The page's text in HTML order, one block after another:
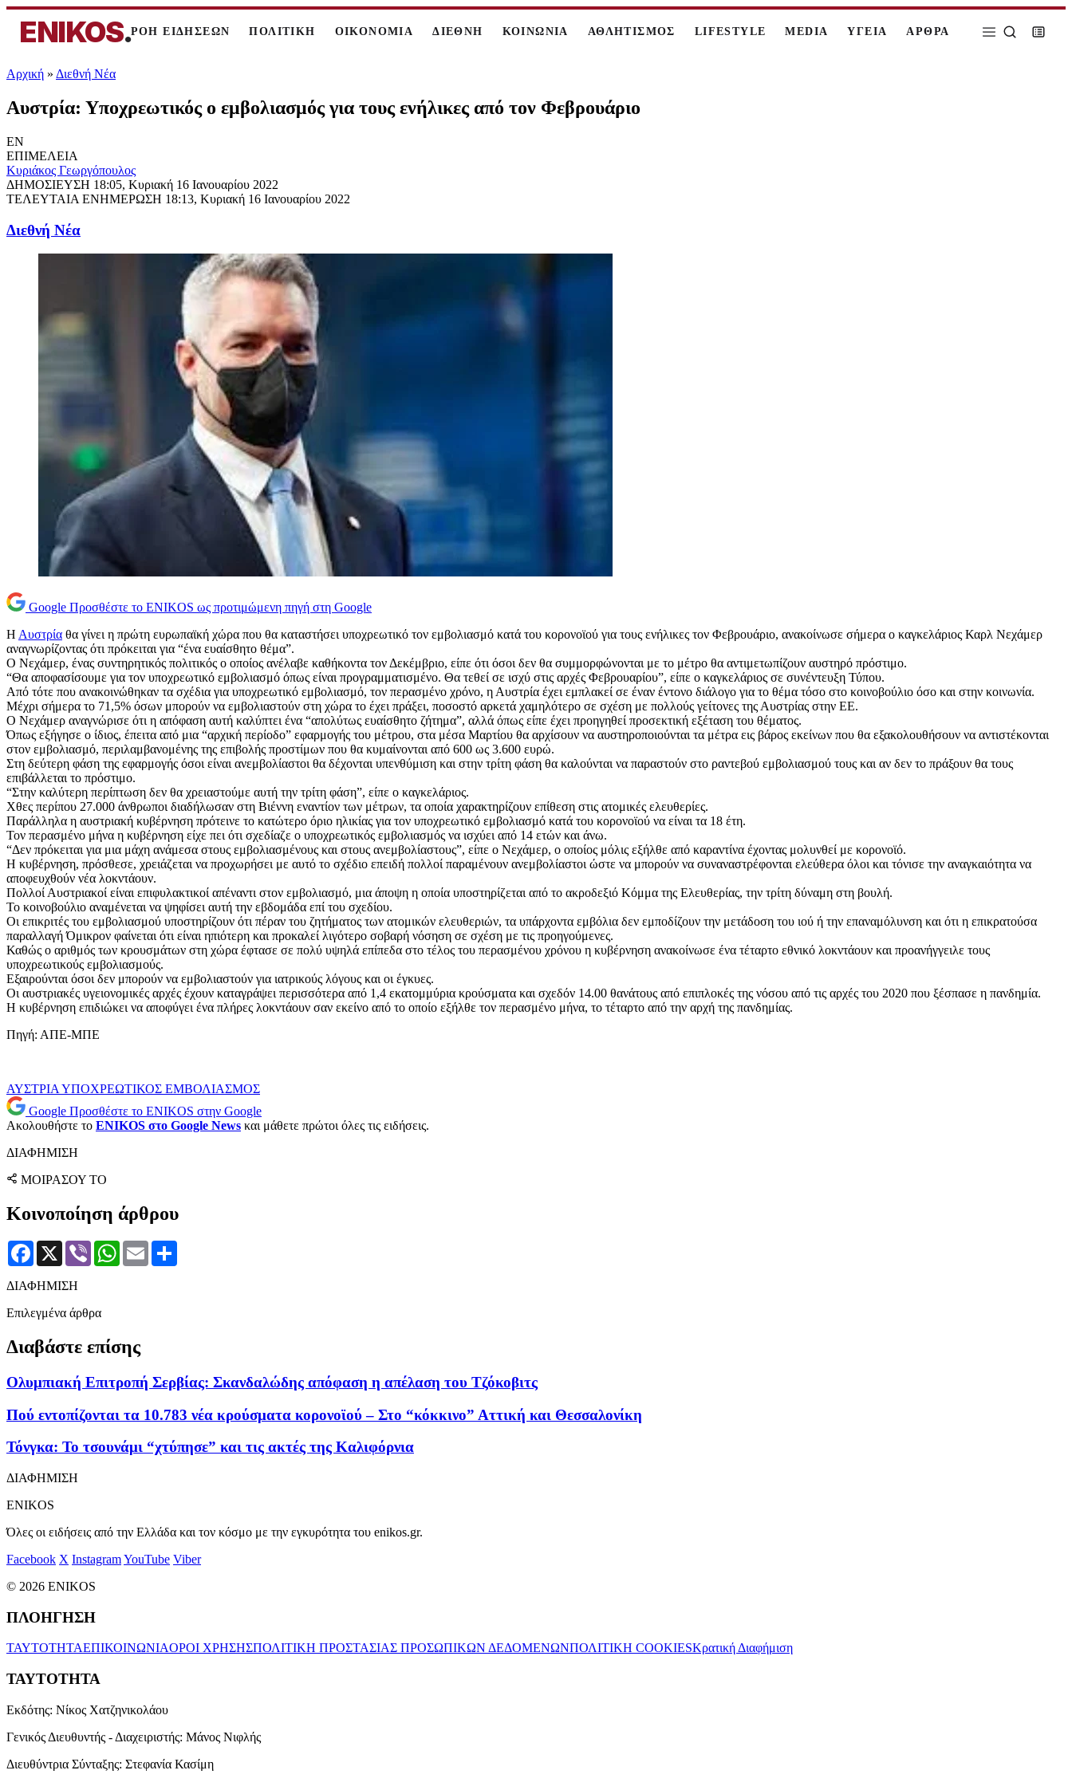
ENIKOS.ΡΟΗ ΕΙΔΗΣΕΩΝ ΠΟΛΙΤΙΚΗ ΟΙΚΟΝΟΜΙΑ ΔΙΕΘΝΗ ΚΟΙΝΩΝΙΑ ΑΘΛΗΤΙΣΜΟΣ LIFESTYLE MEDIA ΥΓΕΙΑ ΑΡΘΡΑ
Αρχική » Διεθνή Νέα
Aυστρία: Υποχρεωτικός ο εμβολιασμός για τους ενήλικες από τον Φεβρουάριο
EN
ΕΠΙΜΕΛΕΙΑ
Κυριάκος Γεωργόπουλος
ΔΗΜΟΣΙΕΥΣΗ 18:05, Κυριακή 16 Ιανουαρίου 2022
ΤΕΛΕΥΤΑΙΑ ΕΝΗΜΕΡΩΣΗ 18:13, Κυριακή 16 Ιανουαρίου 2022
Διεθνή Νέα
Google Προσθέστε το ENIKOS ως προτιμώμενη πηγή στη Google
Η Αυστρία θα γίνει η πρώτη ευρωπαϊκή χώρα που θα καταστήσει υποχρεωτικό τον εμβολιασμό κατά του κορονοϊού για τους ενήλικες τον Φεβρουάριο, ανακοίνωσε σήμερα ο καγκελάριος Καρλ Νεχάμερ
αναγνωρίζοντας ότι πρόκειται για “ένα ευαίσθητο θέμα”.
Ο Νεχάμερ, ένας συντηρητικός πολιτικός ο οποίος ανέλαβε καθήκοντα τον Δεκέμβριο, είπε ότι όσοι δεν θα συμμορφώνονται με το μέτρο θα αντιμετωπίζουν αυστηρό πρόστιμο.
“Θα αποφασίσουμε για τον υποχρεωτικό εμβολιασμό όπως είναι προγραμματισμένο. Θα τεθεί σε ισχύ στις αρχές Φεβρουαρίου”, είπε ο καγκελάριος σε συνέντευξη Τύπου.
Από τότε που ανακοινώθηκαν τα σχέδια για υποχρεωτικό εμβολιασμό, τον περασμένο χρόνο, η Αυστρία έχει εμπλακεί σε έναν έντονο διάλογο για το θέμα τόσο στο κοινοβούλιο όσο και στην κοινωνία.
Μέχρι σήμερα το 71,5% όσων μπορούν να εμβολιαστούν στη χώρα το έχει πράξει, ποσοστό αρκετά χαμηλότερο σε σχέση με πολλούς γείτονες της Αυστρίας στην ΕΕ.
Ο Νεχάμερ αναγνώρισε ότι η απόφαση αυτή καλύπτει ένα “απολύτως ευαίσθητο ζήτημα”, αλλά όπως είπε έχει προηγηθεί προσεκτική εξέταση του θέματος.
Όπως εξήγησε ο ίδιος, έπειτα από μια “αρχική περίοδο” εφαρμογής του μέτρου, στα μέσα Μαρτίου θα αρχίσουν να αυστηροποιούνται τα μέτρα εις βάρος εκείνων που θα εξακολουθήσουν να αντιστέκονται
στον εμβολιασμό, περιλαμβανομένης της επιβολής προστίμων που θα κυμαίνονται από 600 ως 3.600 ευρώ.
Στη δεύτερη φάση της εφαρμογής όσοι είναι ανεμβολίαστοι θα δέχονται υπενθύμιση και στην τρίτη φάση θα καλούνται να παραστούν στο ραντεβού εμβολιασμού τους και αν δεν το πράξουν θα τους
επιβάλλεται το πρόστιμο.
“Στην καλύτερη περίπτωση δεν θα χρειαστούμε αυτή την τρίτη φάση”, είπε ο καγκελάριος.
Χθες περίπου 27.000 άνθρωποι διαδήλωσαν στη Βιέννη εναντίον των μέτρων, τα οποία χαρακτηρίζουν επίθεση στις ατομικές ελευθερίες.
Παράλληλα η αυστριακή κυβέρνηση πρότεινε το κατώτερο όριο ηλικίας για τον υποχρεωτικό εμβολιασμό κατά του κορονοϊού να είναι τα 18 έτη.
Τον περασμένο μήνα η κυβέρνηση είχε πει ότι σχεδίαζε ο υποχρεωτικός εμβολιασμός να ισχύει από 14 ετών και άνω.
“Δεν πρόκειται για μια μάχη ανάμεσα στους εμβολιασμένους και στους ανεμβολίαστους”, είπε ο Νεχάμερ, ο οποίος μόλις εξήλθε από καραντίνα έχοντας μολυνθεί με κορονοϊό.
Η κυβέρνηση, πρόσθεσε, χρειάζεται να προχωρήσει με αυτό το σχέδιο επειδή πολλοί παραμένουν ανεμβολίαστοι ώστε να μπορούν να συναναστρέφονται ελεύθερα όλοι και τόνισε την αναγκαιότητα να
αποφευχθούν νέα λοκντάουν.
Πολλοί Αυστριακοί είναι επιφυλακτικοί απέναντι στον εμβολιασμό, μια άποψη η οποία υποστηρίζεται από το ακροδεξιό Κόμμα της Ελευθερίας, την τρίτη δύναμη στη βουλή.
Το κοινοβούλιο αναμένεται να ψηφίσει αυτή την εβδομάδα επί του σχεδίου.
Οι επικριτές του εμβολιασμού υποστηρίζουν ότι πέραν του ζητήματος των ατομικών ελευθεριών, τα υπάρχοντα εμβόλια δεν εμποδίζουν την μετάδοση του ιού ή την επαναμόλυνση και ότι η επικρατούσα
παραλλαγή Όμικρον φαίνεται ότι είναι ηπιότερη και προκαλεί λιγότερο σοβαρή νόσηση σε σχέση με τις προηγούμενες.
Καθώς ο αριθμός των κρουσμάτων στη χώρα έφτασε σε πολύ υψηλά επίπεδα στο τέλος του περασμένου χρόνου η κυβέρνηση ανακοίνωσε ένα τέταρτο εθνικό λοκντάουν και προανήγγειλε τους
υποχρεωτικούς εμβολιασμούς.
Εξαιρούνται όσοι δεν μπορούν να εμβολιαστούν για ιατρικούς λόγους και οι έγκυες.
Οι αυστριακές υγειονομικές αρχές έχουν καταγράψει περισσότερα από 1,4 εκατομμύρια κρούσματα και σχεδόν 14.00 θανάτους από επιπλοκές της νόσου από τις αρχές του 2020 που ξέσπασε η πανδημία.
Η κυβέρνηση επιδιώκει να αποφύγει ένα πλήρες λοκντάουν σαν εκείνο από το οποίο εξήλθε τον περασμένο μήνα, το τέταρτο από την αρχή της πανδημίας.
Πηγή: ΑΠΕ-ΜΠΕ
ΑΥΣΤΡΙΑ ΥΠΟΧΡΕΩΤΙΚΟΣ ΕΜΒΟΛΙΑΣΜΟΣ
Google Προσθέστε το ENIKOS στην Google
Ακολουθήστε το ENIKOS στο Google News και μάθετε πρώτοι όλες τις ειδήσεις.
ΔΙΑΦΗΜΙΣΗ
ΜΟΙΡΑΣΟΥ ΤΟ
Κοινοποίηση άρθρου
Facebook
X Viber WhatsApp
Email
ΔΙΑΦΗΜΙΣΗ
Επιλεγμένα άρθρα
Διαβάστε επίσης
Ολυμπιακή Επιτροπή Σερβίας: Σκανδαλώδης απόφαση η απέλαση του Τζόκοβιτς
Πού εντοπίζονται τα 10.783 νέα κρούσματα κορονοϊού – Στο “κόκκινο” Αττική και Θεσσαλονίκη
Τόνγκα: Το τσουνάμι “χτύπησε” και τις ακτές της Καλιφόρνια
ΔΙΑΦΗΜΙΣΗ
ENIKOS
Όλες οι ειδήσεις από την Ελλάδα και τον κόσμο με την εγκυρότητα του enikos.gr.
Facebook X InstagramYouTube Viber
© 2026 ENIKOS
ΠΛΟΗΓΗΣΗ
ΤΑΥΤΟΤΗΤΑΕΠΙΚΟΙΝΩΝΙΑΟΡΟΙ ΧΡΗΣΗΣΠΟΛΙΤΙΚΗ ΠΡΟΣΤΑΣΙΑΣ ΠΡΟΣΩΠΙΚΩΝ ΔΕΔΟΜΕΝΩΝΠΟΛΙΤΙΚΗ COOKIESΚρατική Διαφήμιση
ΤΑΥΤΟΤΗΤΑ
Εκδότης: Νίκος Χατζηνικολάου
Γενικός Διευθυντής - Διαχειριστής: Μάνος Νιφλής
Διευθύντρια Σύνταξης: Στεφανία Κασίμη